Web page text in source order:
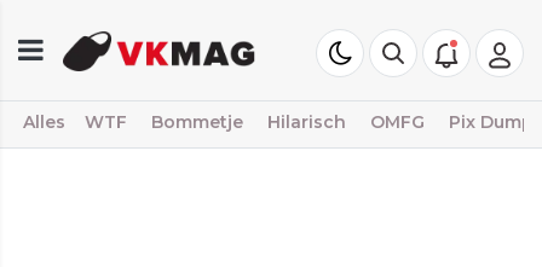
Alles WTF Bommetje Hilarisch OMFG Pix Dump